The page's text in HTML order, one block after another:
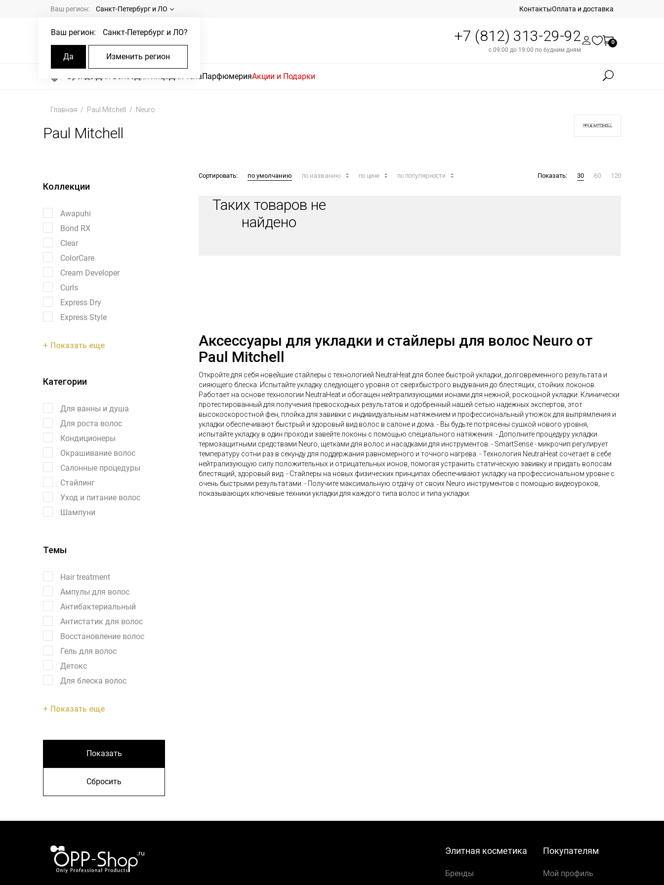
Ваш регион: Санкт-Петербург и ЛО
Ваш регион: Санкт-Петербург и ЛО?
Да Изменить регион
КонтактыОплата и доставка
+7 (812) 313-29-92
с 09:00 до 19:00 по будним дням
0
БрендыДля волосДля лицаДля телаПарфюмерияАкции и Подарки
Главная Paul Mitchell Neuro
Paul Mitchell
Коллекции
Awapuhi
Bond RX
Clear
ColorCare
Cream Developer
Curls
Express Dry
Express Style
Показать еще
Категории
Для ванны и душа
Для роста волос
Кондиционеры
Окрашивание волос
Салонные процедуры
Стайлинг
Уход и питание волос
Шампуни
Темы
Hair treatment
Ампулы для волос
Антибактериальный
Антистатик для волос
Восстановление волос
Гель для волос
Детокс
Для блеска волос
Показать еще
Показать
Сбросить
Сортировать: по умолчанию по названию по цене по популярности Показать: 30 60 120
Таких товаров не
найдено
Аксессуары для укладки и стайлеры для волос Neuro от
Paul Mitchell
Откройте для себя новейшие стайлеры с технологией NeutraHeat для более быстрой укладки, долговременного результата и
сияющего блеска. Испытайте укладку следующего уровня от сверхбыстрого выдувания до блестящих, стойких локонов.
Работает на основе технологии NeutraHeat и обогащен нейтрализующими ионами для нежной, роскошной укладки. Клинически
протестированный для получения превосходных результатов и одобренный нашей сетью надежных экспертов, этот
высокоскоростной фен, плойка для завивки с индивидуальным натяжением и профессиональный утюжок для выпрямления и
укладки обеспечивают быстрый и здоровый вид волос в салоне и дома. - Вы будьте потрясены сушкой нового уровня,
испытайте укладку в один проход и завейте локоны с помощью специального натяжения. - Дополните процедуру укладки
термозащитными средствами Neuro, щетками для волос и насадками для инструментов. - SmartSense - микрочип регулирует
температуру сотни раз в секунду для поддержания равномерного и точного нагрева. - Технология NeutraHeat сочетает в себе
нейтрализующую силу положительных и отрицательных ионов, помогая устранить статическую завивку и придать волосам
блестящий, здоровый вид. - Стайлеры на новых физических принципах обеспечивают укладку на профессиональном уровне с
очень быстрыми результатами. - Получите максимальную отдачу от своих Neuro инструментов с помощью видеоуроков,
показывающих ключевые техники укладки для каждого типа волос и типа укладки.
Элитная косметика
Бренды
Покупателям
Мой профиль